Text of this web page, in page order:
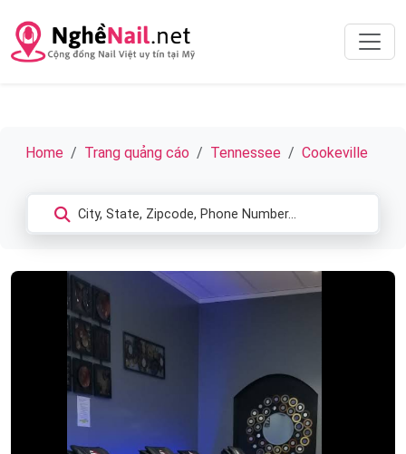
Home Trang quảng cáo Tennessee Cookeville